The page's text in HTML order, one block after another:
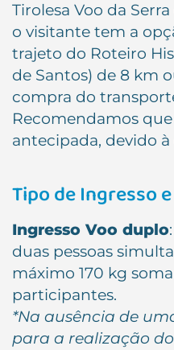
Tirolesa Voo da
o visitante tem a
trajeto do Roteiro
de Santos) de 8 km
compra do
Recomendamos
antecipada, devido
Tipo de Ingresso
Ingresso Voo duplo
duas pessoas
máximo 170 kg
participantes.
*Na ausência de
para a realização